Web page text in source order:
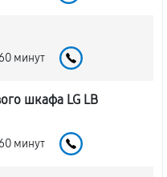
минут
шкафа LG LB
минут